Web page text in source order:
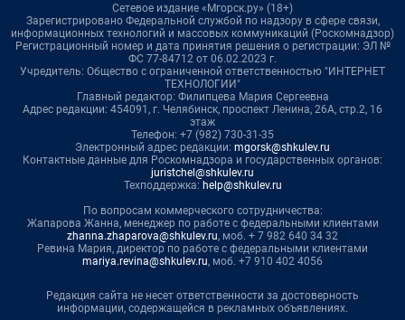
Сетевое издание «Мгорск.ру» (18+)
Зарегистрировано Федеральной службой по надзору в сфере связи,
информационных технологий и массовых коммуникаций (Роскомнадзор)
Регистрационный номер и дата принятия решения о регистрации: ЭЛ №
ФС 77-84712 от 06.02.2023 г.
Учредитель: Общество с ограниченной ответственностью "ИНТЕРНЕТ
ТЕХНОЛОГИИ"
Главный редактор: Филипцева Мария Сергеевна
Адрес редакции: 454091, г. Челябинск, проспект Ленина, 26А, стр.2, 16
этаж
Телефон: +7 (982) 730-31-35
Электронный адрес редакции: mgorsk@shkulev.ru
Контактные данные для Роскомнадзора и государственных органов:
juristchel@shkulev.ru
Техподдержка: help@shkulev.ru
По вопросам коммерческого сотрудничества:
Жапарова Жанна, менеджер по работе с федеральными клиентами
zhanna.zhaparova@shkulev.ru, моб. + 7 982 640 34 32
Ревина Мария, директор по работе с федеральными клиентами
mariya.revina@shkulev.ru, моб. +7 910 402 4056
Редакция сайта не несет ответственности за достоверность
информации, содержащейся в рекламных объявлениях.